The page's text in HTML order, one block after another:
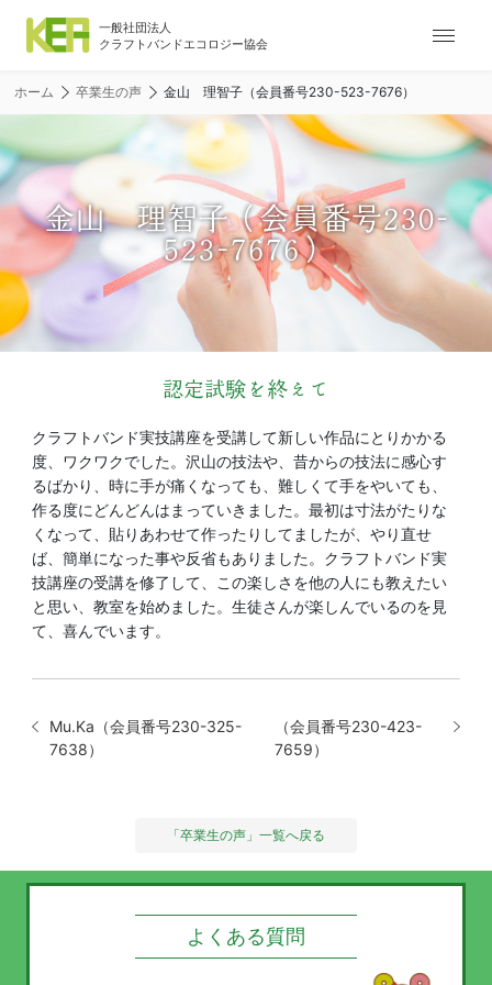
ナ
ー
シ
ョ
ン
メ
ニ
ー
ホーム 卒業生の声 金山 理智子（会員番号230-523-7676）
金山 理智子（会員番号230-
523-7676）
認定試験を終えて
クラフトバンド実技講座を受講して新しい作品にとりかかる
度、ワクワクでした。沢山の技法や、昔からの技法に感心す
るばかり、時に手が痛くなっても、難しくて手をやいても、
作る度にどんどんはまっていきました。最初は寸法がたりな
くなって、貼りあわせて作ったりしてましたが、やり直せ
ば、簡単になった事や反省もありました。クラフトバンド実
技講座の受講を修了して、この楽しさを他の人にも教えたい
と思い、教室を始めました。生徒さんが楽しんでいるのを見
て、喜んでいます。
Mu.Ka（会員番号230-325-
7638）
（会員番号230-423-
7659）
「卒業生の声」一覧へ戻る
よくある質問